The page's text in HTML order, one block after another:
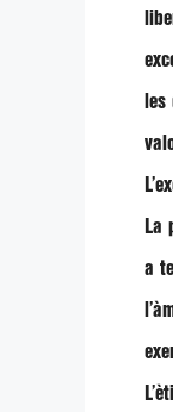
La
a